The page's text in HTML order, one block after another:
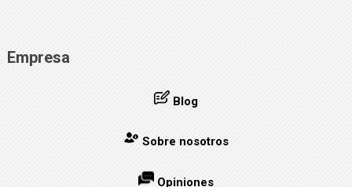
Empresa
Blog
Sobre nosotros
Opiniones